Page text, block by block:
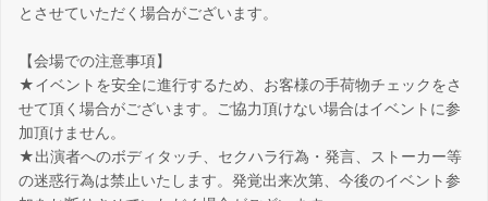
とさせていただく場合がございます。
【会場での注意事項】
★イベントを安全に進行するため、お客様の手荷物チェックをさ
せて頂く場合がございます。ご協力頂けない場合はイベントに参
加頂けません。
★出演者へのボディタッチ、セクハラ行為・発言、ストーカー等
の迷惑行為は禁止いたします。発覚出来次第、今後のイベント参